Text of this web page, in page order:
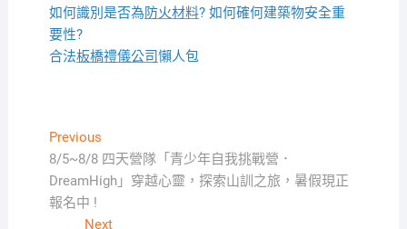
如何識別是否為防火材料? 如何確何建築物安全重
要性?
合法板橋禮儀公司懶人包
文
章
導
PreviousPrevious
post:
8/5~8/8 四天營隊「青少年自我挑戰營．
DreamHigh」穿越心靈，探索山訓之旅，暑假現正
報名中 !
NextNext